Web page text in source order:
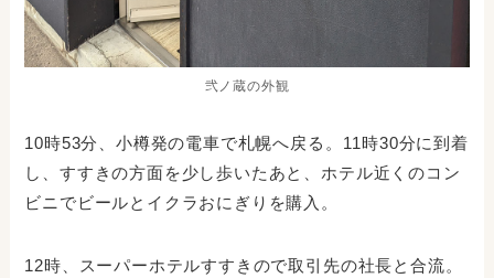
弐ノ蔵の外観
10時53分、小樽発の電車で札幌へ戻る。11時30分に到着
し、すすきの方面を少し歩いたあと、ホテル近くのコン
ビニでビールとイクラおにぎりを購入。
12時、スーパーホテルすすきので取引先の社長と合流。